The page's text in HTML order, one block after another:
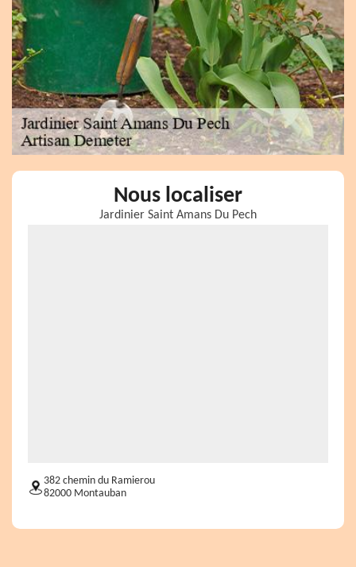
Nous localiser
Jardinier Saint Amans Du Pech
382 chemin du Ramierou
82000 Montauban